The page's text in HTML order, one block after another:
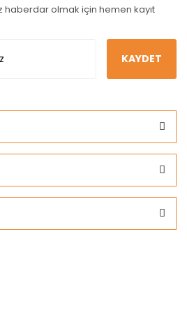
olmak için hemen kayıt
KAYDET